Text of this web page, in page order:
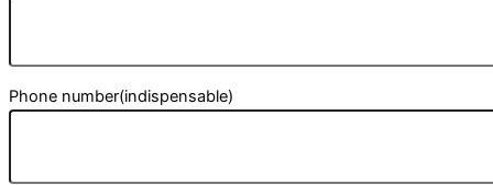
Phone number(indispensable)